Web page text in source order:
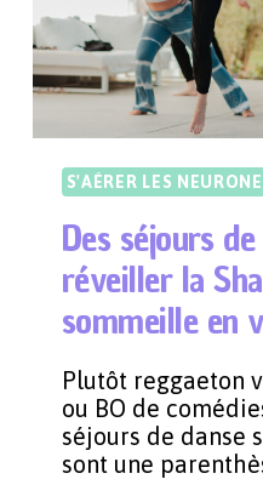
S'AÉRER LES
Des séjours
réveiller la
sommeille en
Plutôt reggaeton
ou BO de
séjours de danse
sont une